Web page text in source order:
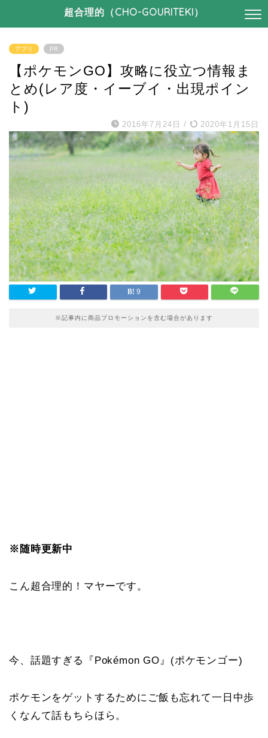
超合理的（CHO-GOURITEKI）
アプリ PR
【ポケモンGO】攻略に役立つ情報ま
とめ(レア度・イーブイ・出現ポイン
ト)
2016年7月24日 / 2020年1月15日
9
※記事内に商品プロモーションを含む場合があります
※随時更新中
こん超合理的！マヤーです。
今、話題すぎる『Pokémon GO』(ポケモンゴー)
ポケモンをゲットするためにご飯も忘れて一日中歩
くなんて話もちらほら。